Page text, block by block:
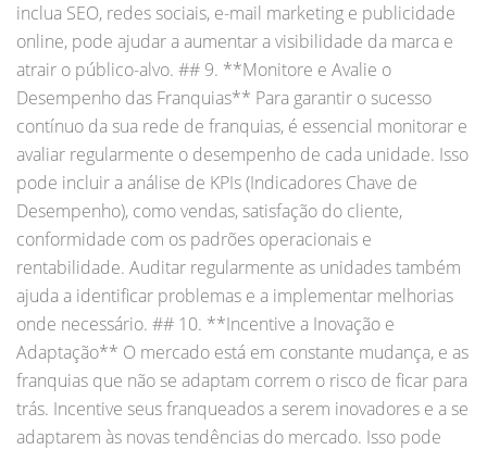
inclua SEO, redes sociais, e-mail marketing e publicidade
online, pode ajudar a aumentar a visibilidade da marca e
atrair o público-alvo. ## 9. **Monitore e Avalie o
Desempenho das Franquias** Para garantir o sucesso
contínuo da sua rede de franquias, é essencial monitorar e
avaliar regularmente o desempenho de cada unidade. Isso
pode incluir a análise de KPIs (Indicadores Chave de
Desempenho), como vendas, satisfação do cliente,
conformidade com os padrões operacionais e
rentabilidade. Auditar regularmente as unidades também
ajuda a identificar problemas e a implementar melhorias
onde necessário. ## 10. **Incentive a Inovação e
Adaptação** O mercado está em constante mudança, e as
franquias que não se adaptam correm o risco de ficar para
trás. Incentive seus franqueados a serem inovadores e a se
adaptarem às novas tendências do mercado. Isso pode